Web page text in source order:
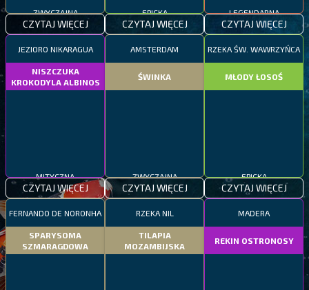
ZWYCZAJNA
CZYTAJ WIĘCEJ
EPICKA
CZYTAJ WIĘCEJ
LEGENDARNA
CZYTAJ WIĘCEJ
JEZIORO NIKARAGUA
NISZCZUKA
KROKODYLA ALBINOS
MITYCZNA
CZYTAJ WIĘCEJ
AMSTERDAM
ŚWINKA
ZWYCZAJNA
CZYTAJ WIĘCEJ
RZEKA ŚW. WAWRZYŃCA
MŁODY ŁOSOŚ
EPICKA
CZYTAJ WIĘCEJ
FERNANDO DE NORONHA
SPARYSOMA
SZMARAGDOWA
RZEKA NIL
TILAPIA
MOZAMBIJSKA
MADERA
REKIN OSTRONOSY